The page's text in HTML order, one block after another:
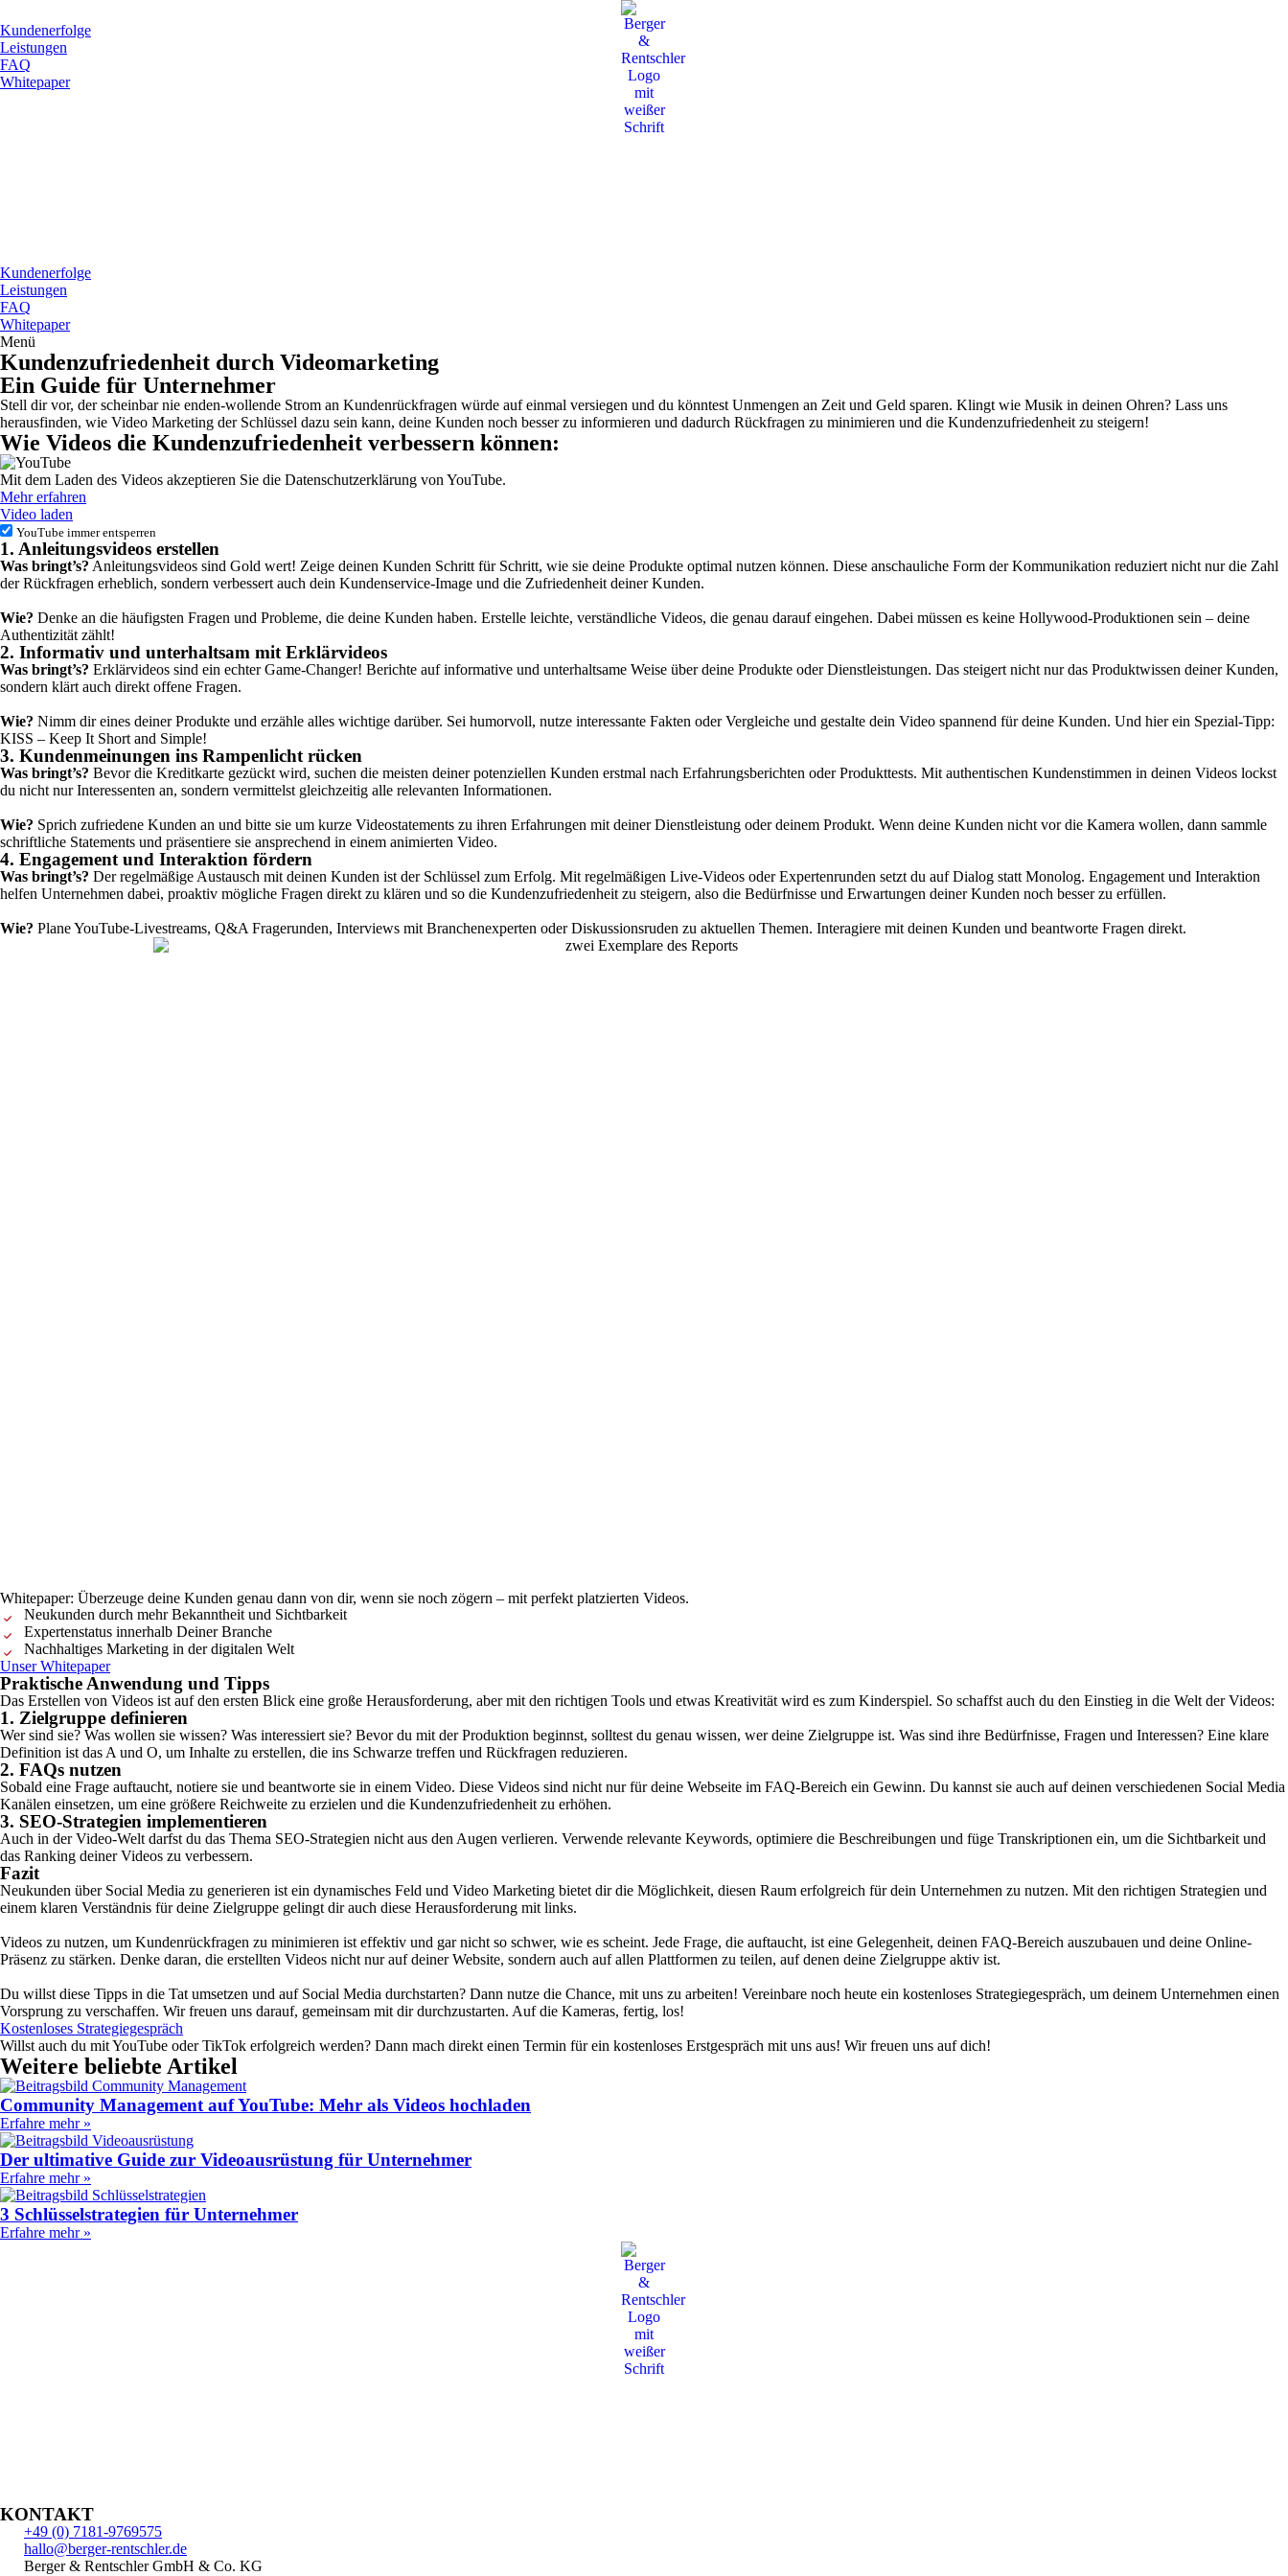
Kundenerfolge
Leistungen
FAQ
Whitepaper
Menü
Kundenerfolge
Leistungen
FAQ
Whitepaper
Kundenzufriedenheit durch Videomarketing
Ein Guide für Unternehmer
Stell dir vor, der scheinbar nie enden-wollende Strom an Kundenrückfragen würde auf einmal versiegen und du könntest Unmengen an Zeit und Geld sparen. Klingt wie Musik in deinen Ohren? Lass uns
herausfinden, wie Video Marketing der Schlüssel dazu sein kann, deine Kunden noch besser zu informieren und dadurch Rückfragen zu minimieren und die Kundenzufriedenheit zu steigern!
Wie Videos die Kundenzufriedenheit verbessern können:
Mit dem Laden des Videos akzeptieren Sie die Datenschutzerklärung von YouTube.
Mehr erfahren
Video laden
YouTube immer entsperren
1. Anleitungsvideos erstellen
Was bringt’s? Anleitungsvideos sind Gold wert! Zeige deinen Kunden Schritt für Schritt, wie sie deine Produkte optimal nutzen können. Diese anschauliche Form der Kommunikation reduziert nicht nur die Zahl
der Rückfragen erheblich, sondern verbessert auch dein Kundenservice-Image und die Zufriedenheit deiner Kunden.
Wie? Denke an die häufigsten Fragen und Probleme, die deine Kunden haben. Erstelle leichte, verständliche Videos, die genau darauf eingehen. Dabei müssen es keine Hollywood-Produktionen sein – deine
Authentizität zählt!
2. Informativ und unterhaltsam mit Erklärvideos
Was bringt’s? Erklärvideos sind ein echter Game-Changer! Berichte auf informative und unterhaltsame Weise über deine Produkte oder Dienstleistungen. Das steigert nicht nur das Produktwissen deiner Kunden,
sondern klärt auch direkt offene Fragen.
Wie? Nimm dir eines deiner Produkte und erzähle alles wichtige darüber. Sei humorvoll, nutze interessante Fakten oder Vergleiche und gestalte dein Video spannend für deine Kunden. Und hier ein Spezial-Tipp:
KISS – Keep It Short and Simple!
3. Kundenmeinungen ins Rampenlicht rücken
Was bringt’s? Bevor die Kreditkarte gezückt wird, suchen die meisten deiner potenziellen Kunden erstmal nach Erfahrungsberichten oder Produkttests. Mit authentischen Kundenstimmen in deinen Videos lockst
du nicht nur Interessenten an, sondern vermittelst gleichzeitig alle relevanten Informationen.
Wie? Sprich zufriedene Kunden an und bitte sie um kurze Videostatements zu ihren Erfahrungen mit deiner Dienstleistung oder deinem Produkt. Wenn deine Kunden nicht vor die Kamera wollen, dann sammle
schriftliche Statements und präsentiere sie ansprechend in einem animierten Video.
4. Engagement und Interaktion fördern
Was bringt’s? Der regelmäßige Austausch mit deinen Kunden ist der Schlüssel zum Erfolg. Mit regelmäßigen Live-Videos oder Expertenrunden setzt du auf Dialog statt Monolog. Engagement und Interaktion
helfen Unternehmen dabei, proaktiv mögliche Fragen direkt zu klären und so die Kundenzufriedenheit zu steigern, also die Bedürfnisse und Erwartungen deiner Kunden noch besser zu erfüllen.
Wie? Plane YouTube-Livestreams, Q&A Fragerunden, Interviews mit Branchenexperten oder Diskussionsruden zu aktuellen Themen. Interagiere mit deinen Kunden und beantworte Fragen direkt.
Whitepaper: Überzeuge deine Kunden genau dann von dir, wenn sie noch zögern – mit perfekt platzierten Videos.
Neukunden durch mehr Bekanntheit und Sichtbarkeit
Expertenstatus innerhalb Deiner Branche
Nachhaltiges Marketing in der digitalen Welt
Unser Whitepaper
Praktische Anwendung und Tipps
Das Erstellen von Videos ist auf den ersten Blick eine große Herausforderung, aber mit den richtigen Tools und etwas Kreativität wird es zum Kinderspiel. So schaffst auch du den Einstieg in die Welt der Videos:
1. Zielgruppe definieren
Wer sind sie? Was wollen sie wissen? Was interessiert sie? Bevor du mit der Produktion beginnst, solltest du genau wissen, wer deine Zielgruppe ist. Was sind ihre Bedürfnisse, Fragen und Interessen? Eine klare
Definition ist das A und O, um Inhalte zu erstellen, die ins Schwarze treffen und Rückfragen reduzieren.
2. FAQs nutzen
Sobald eine Frage auftaucht, notiere sie und beantworte sie in einem Video. Diese Videos sind nicht nur für deine Webseite im FAQ-Bereich ein Gewinn. Du kannst sie auch auf deinen verschiedenen Social Media
Kanälen einsetzen, um eine größere Reichweite zu erzielen und die Kundenzufriedenheit zu erhöhen.
3. SEO-Strategien implementieren
Auch in der Video-Welt darfst du das Thema SEO-Strategien nicht aus den Augen verlieren. Verwende relevante Keywords, optimiere die Beschreibungen und füge Transkriptionen ein, um die Sichtbarkeit und
das Ranking deiner Videos zu verbessern.
Fazit
Neukunden über Social Media zu generieren ist ein dynamisches Feld und Video Marketing bietet dir die Möglichkeit, diesen Raum erfolgreich für dein Unternehmen zu nutzen. Mit den richtigen Strategien und
einem klaren Verständnis für deine Zielgruppe gelingt dir auch diese Herausforderung mit links.
Videos zu nutzen, um Kundenrückfragen zu minimieren ist effektiv und gar nicht so schwer, wie es scheint. Jede Frage, die auftaucht, ist eine Gelegenheit, deinen FAQ-Bereich auszubauen und deine Online-
Präsenz zu stärken. Denke daran, die erstellten Videos nicht nur auf deiner Website, sondern auch auf allen Plattformen zu teilen, auf denen deine Zielgruppe aktiv ist.
Du willst diese Tipps in die Tat umsetzen und auf Social Media durchstarten? Dann nutze die Chance, mit uns zu arbeiten! Vereinbare noch heute ein kostenloses Strategiegespräch, um deinem Unternehmen einen
Vorsprung zu verschaffen. Wir freuen uns darauf, gemeinsam mit dir durchzustarten. Auf die Kameras, fertig, los!
Kostenloses Strategiegespräch
Willst auch du mit YouTube oder TikTok erfolgreich werden? Dann mach direkt einen Termin für ein kostenloses Erstgespräch mit uns aus! Wir freuen uns auf dich!
Weitere beliebte Artikel
Community Management auf YouTube: Mehr als Videos hochladen
Erfahre mehr »
Der ultimative Guide zur Videoausrüstung für Unternehmer
Erfahre mehr »
3 Schlüsselstrategien für Unternehmer
Erfahre mehr »
KONTAKT
+49 (0) 7181-9769575
hallo@berger-rentschler.de
Berger & Rentschler GmbH & Co. KG